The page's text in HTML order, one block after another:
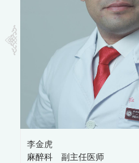
李金虎
麻醉科 副主任医师